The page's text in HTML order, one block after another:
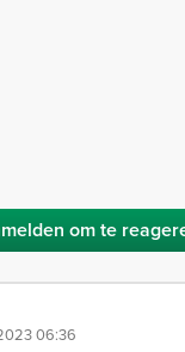
om te
06:36